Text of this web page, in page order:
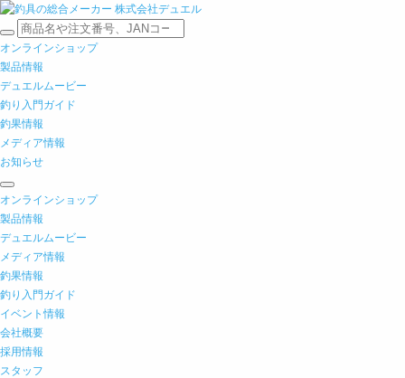
オンラインショップ
製品情報
デュエルムービー
釣り入門ガイド
釣果情報
メディア情報
お知らせ
オンラインショップ
製品情報
デュエルムービー
メディア情報
釣果情報
釣り入門ガイド
イベント情報
会社概要
採用情報
スタッフ